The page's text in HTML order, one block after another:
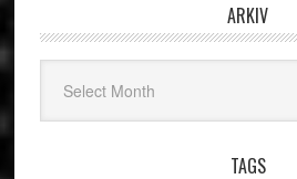
ARKIV
TAGS